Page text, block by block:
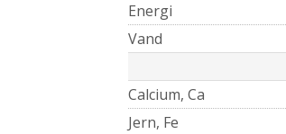
Energi
Vand
Calcium, Ca
Jern, Fe